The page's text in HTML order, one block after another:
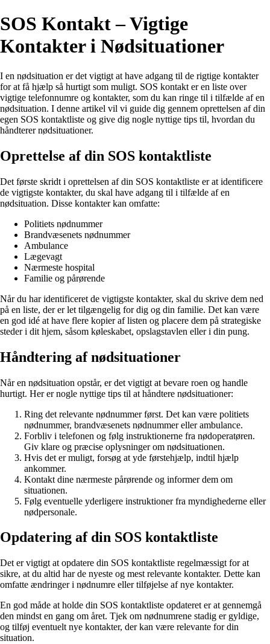
SOS Kontakt – Vigtige
Kontakter i Nødsituationer
I en nødsituation er det vigtigt at have adgang til de rigtige kontakter
for at få hjælp så hurtigt som muligt. SOS kontakt er en liste over
vigtige telefonnumre og kontakter, som du kan ringe til i tilfælde af en
nødsituation. I denne artikel vil vi guide dig gennem oprettelsen af din
egen SOS kontaktliste og give dig nogle nyttige tips til, hvordan du
håndterer nødsituationer.
Oprettelse af din SOS kontaktliste
Det første skridt i oprettelsen af din SOS kontaktliste er at identificere
de vigtigste kontakter, du skal have adgang til i tilfælde af en
nødsituation. Disse kontakter kan omfatte:
Politiets nødnummer
Brandvæsenets nødnummer
Ambulance
Lægevagt
Nærmeste hospital
Familie og pårørende
Når du har identificeret de vigtigste kontakter, skal du skrive dem ned
på en liste, der er let tilgængelig for dig og din familie. Det kan være
en god idé at have flere kopier af listen og placere dem på strategiske
steder i dit hjem, såsom køleskabet, opslagstavlen eller i din pung.
Håndtering af nødsituationer
Når en nødsituation opstår, er det vigtigt at bevare roen og handle
hurtigt. Her er nogle nyttige tips til at håndtere nødsituationer:
Ring det relevante nødnummer først. Det kan være politiets
nødnummer, brandvæsenets nødnummer eller ambulance.
Forbliv i telefonen og følg instruktionerne fra nødoperatøren.
Giv klare og præcise oplysninger om nødsituationen.
Hvis det er muligt, forsøg at yde førstehjælp, indtil hjælp
ankommer.
Kontakt dine nærmeste pårørende og informer dem om
situationen.
Følg eventuelle yderligere instruktioner fra myndighederne eller
nødpersonale.
Opdatering af din SOS kontaktliste
Det er vigtigt at opdatere din SOS kontaktliste regelmæssigt for at
sikre, at du altid har de nyeste og mest relevante kontakter. Dette kan
omfatte ændringer i nødnumre eller tilføjelse af nye kontakter.
En god måde at holde din SOS kontaktliste opdateret er at gennemgå
den mindst en gang om året. Tjek om nødnumrene stadig er gyldige,
og tilføj eventuelt nye kontakter, der kan være relevante for din
situation.